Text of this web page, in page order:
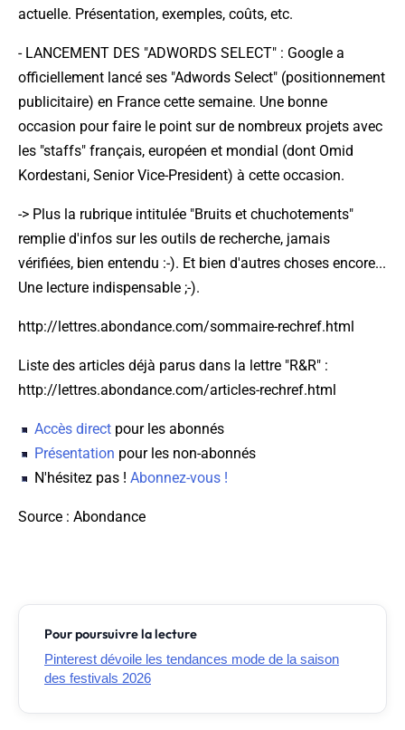
actuelle. Présentation, exemples, coûts, etc.
- LANCEMENT DES "ADWORDS SELECT" : Google a
officiellement lancé ses "Adwords Select" (positionnement
publicitaire) en France cette semaine. Une bonne
occasion pour faire le point sur de nombreux projets avec
les "staffs" français, européen et mondial (dont Omid
Kordestani, Senior Vice-President) à cette occasion.
-> Plus la rubrique intitulée "Bruits et chuchotements"
remplie d'infos sur les outils de recherche, jamais
vérifiées, bien entendu :-). Et bien d'autres choses encore...
Une lecture indispensable ;-).
http://lettres.abondance.com/sommaire-rechref.html
Liste des articles déjà parus dans la lettre "R&R" :
http://lettres.abondance.com/articles-rechref.html
Accès direct pour les abonnés
Présentation pour les non-abonnés
N'hésitez pas ! Abonnez-vous !
Source : Abondance
Pour poursuivre la lecture
Pinterest dévoile les tendances mode de la saison
des festivals 2026